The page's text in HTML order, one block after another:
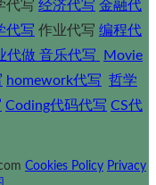
代写 经济代写 金融代
代写 作业代写 编程代
代做 音乐代写
Movie
homework代写 哲学
Coding代码代写 CS代
Cookies Policy Privacy